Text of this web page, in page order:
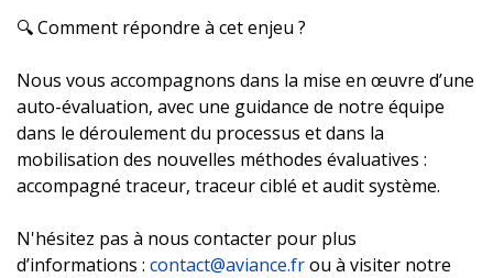
🔍 Comment répondre à cet enjeu ?
Nous vous accompagnons dans la mise en œuvre d’une
auto-évaluation, avec une guidance de notre équipe
dans le déroulement du processus et dans la
mobilisation des nouvelles méthodes évaluatives :
accompagné traceur, traceur ciblé et audit système.
N'hésitez pas à nous contacter pour plus
d’informations : contact@aviance.frou à visiter notre